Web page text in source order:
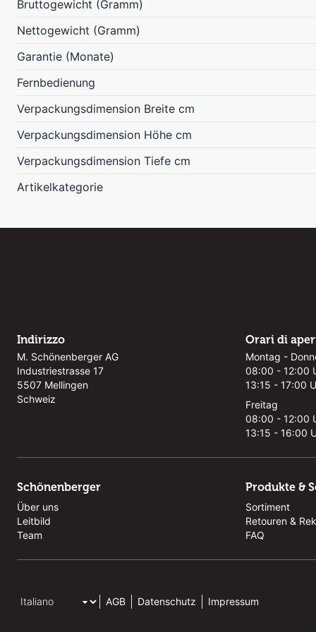
Bruttogewicht (Gramm)
Nettogewicht (Gramm)
Garantie (Monate)
Fernbedienung
Verpackungsdimension Breite cm
Verpackungsdimension Höhe cm
Verpackungsdimension Tiefe cm
Artikelkategorie
Indirizzo
M. Schönenberger AG
Industriestrasse 17
5507 Mellingen
Schweiz
Orari di
Montag -
08:00 - 12:00
13:15 - 17:00
Freitag
08:00 - 12:00
13:15 - 16:00
Schönenberger
Über uns
Leitbild
Team
Produkte &
Sortiment
Retouren &
FAQ
AGB Datenschutz Impressum